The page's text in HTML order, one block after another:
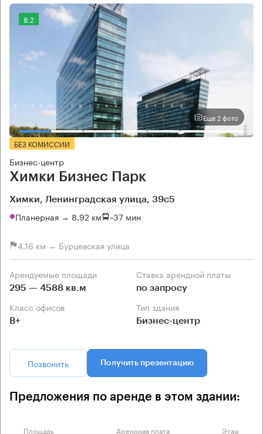
8.2
Еще 2 фото
БЕЗ КОМИССИИ
Бизнес-центр
Химки Бизнес Парк
Химки, Ленинградская улица, 39с5
Планерная → 8.92 км ~37 мин
4.16 км → Бурцевская улица
Арендуемые площади
295 — 4588 кв.м
Ставка арендной платы
по запросу
Класс офисов
B+
Тип здания
Бизнес-центр
Позвонить Получить презентацию
Предложения по аренде в этом здании:
Площадь Арендная плата Этаж